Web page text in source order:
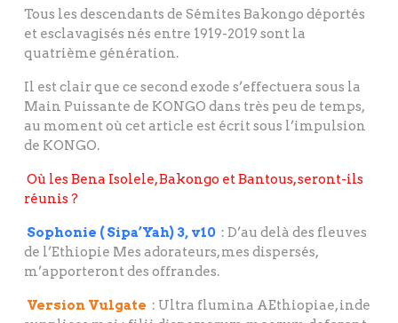
Tous les descendants de Sémites Bakongo déportés
et esclavagisés nés entre 1919-2019 sont la
quatrième génération.
Il est clair que ce second exode s’effectuera sous la
Main Puissante de KONGO dans très peu de temps,
au moment où cet article est écrit sous l’impulsion
de KONGO.
Où les Bena Isolele, Bakongo et Bantous, seront-ils
réunis ?
Sophonie ( Sipa’Yah) 3, v10 : D’au delà des fleuves
de l’Ethiopie Mes adorateurs, mes dispersés,
m’apporteront des offrandes.
Version Vulgate : Ultra flumina AEthiopiae, inde